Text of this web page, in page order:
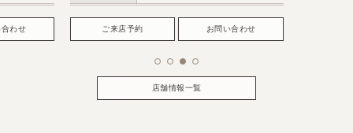
わせ ご来店予約 お問い合わせ
店舗情報一覧